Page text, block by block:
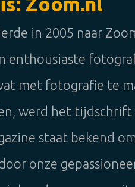
in 2005 naar
enthousiaste
met fotografie te
werd het tijdschrift
staat bekend
onze